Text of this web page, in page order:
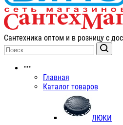
Сантехника оптом и в розницу с
Главная
Каталог товаров
ЛЮКИ